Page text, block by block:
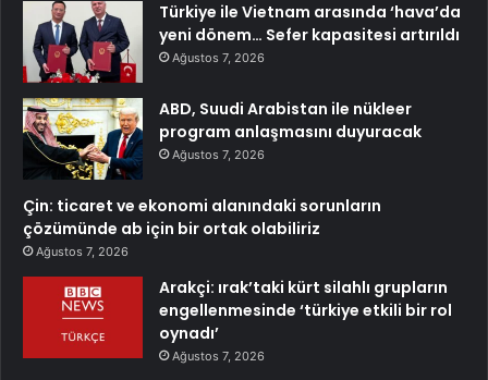
Türkiye ile Vietnam arasında ‘hava’da
yeni dönem… Sefer kapasitesi artırıldı
Ağustos 7, 2026
ABD, Suudi Arabistan ile nükleer
program anlaşmasını duyuracak
Ağustos 7, 2026
Çin: ticaret ve ekonomi alanındaki sorunların
çözümünde ab için bir ortak olabiliriz
Ağustos 7, 2026
Arakçi: ırak’taki kürt silahlı grupların
engellenmesinde ‘türkiye etkili bir rol
oynadı’
Ağustos 7, 2026